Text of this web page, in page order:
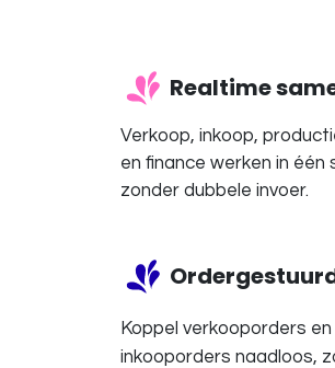
Realtime
Verkoop, inkoop,
en finance werken in één
zonder dubbele invoer.
Koppel verkooporders en
inkooporders naadloos,